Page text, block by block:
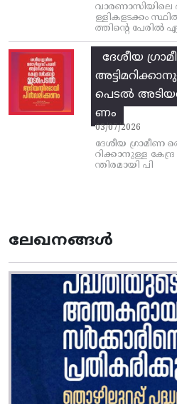
വാരണാസിയിലെ
ള്ളികളടക്കം
ത്തിന്റെ പേരിൽ
ദേശീയ
പെടല്‍
ണം
03/07/2026
ദേശീയ ഗ്രാമീണ
റിക്കാനുള്ള
ന്തിരമായി പി
ലേഖനങ്ങൾ